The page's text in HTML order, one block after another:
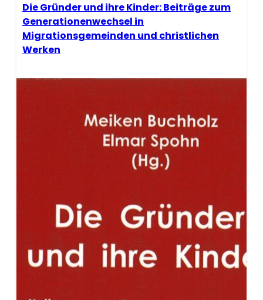
Die Gründer und ihre Kinder: Beiträge zum
Generationenwechsel in
Migrationsgemeinden und christlichen
Werken